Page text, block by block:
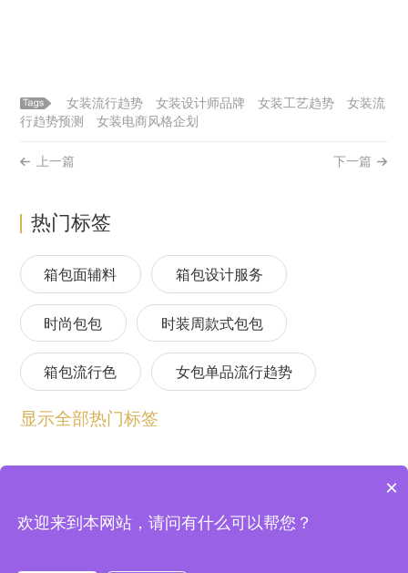
女装流行趋势 女装设计师品牌 女装工艺趋势
女装流
行趋势预测
女装电商风格企划
上一篇 下一篇
热门标签
箱包面辅料 箱包设计服务
时尚包包 时装周款式包包
箱包流行色 女包单品流行趋势
箱包流行趋势预测
女包流行趋势预测 箱包材质流行趋势
包包设计师品牌 2024春夏包包趋势
24/25秋冬包包流行趋势预测
显示全部热门标签
上海逸尚云联信息技术股份有限公司 © 2004-2026
×
欢迎来到本网站，请问有什么可以帮您？